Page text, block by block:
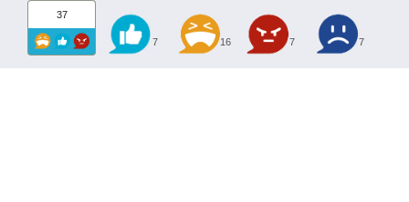
37
7 16 7 7